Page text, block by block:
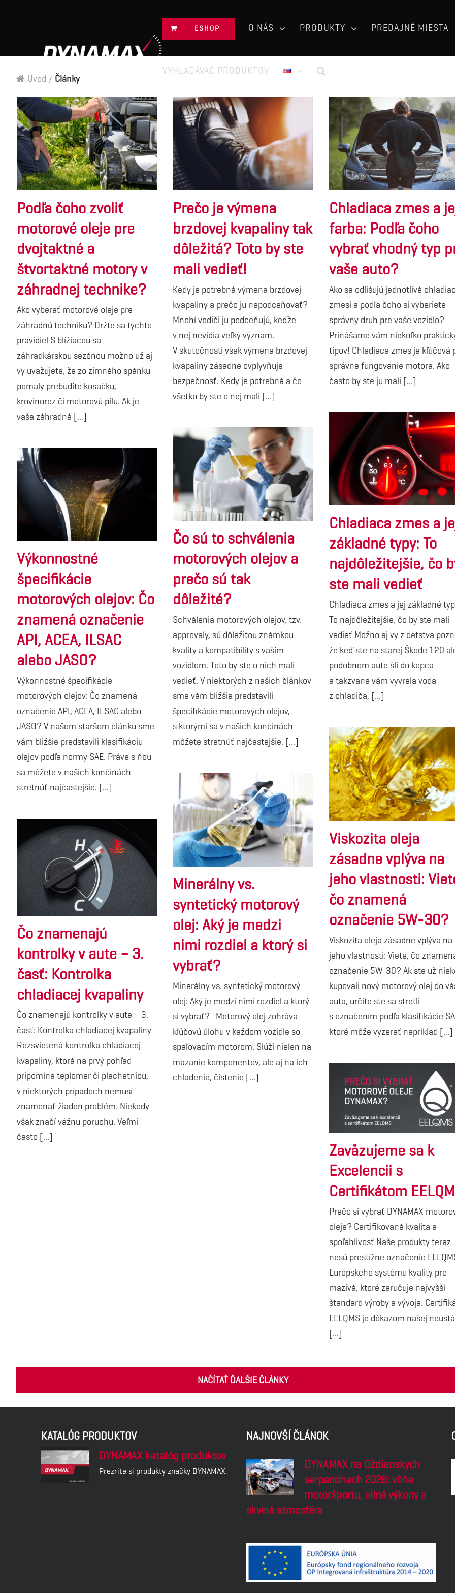
ESHOP O NÁS PRODUKTY PREDAJNÉ MIESTA
VYHĽADÁVAČ PRODUKTOV
Úvod / Články
Podľa čoho zvoliť
motorové oleje pre
dvojtaktné a
štvortaktné motory v
záhradnej technike?
Ako vyberať motorové oleje pre
záhradnú techniku? Držte sa týchto
pravidiel S blížiacou sa
záhradkárskou sezónou možno už aj
vy uvažujete, že zo zimného spánku
pomaly prebudíte kosačku,
krovinorez či motorovú pílu. Ak je
vaša záhradná [...]
Prečo je výmena
brzdovej kvapaliny tak
dôležitá? Toto by ste
mali vedieť!
Kedy je potrebná výmena brzdovej
kvapaliny a prečo ju nepodceňovať?
Mnohí vodiči ju podceňujú, keďže
v nej nevidia veľký význam.
V skutočnosti však výmena brzdovej
kvapaliny zásadne ovplyvňuje
bezpečnosť. Kedy je potrebná a čo
všetko by ste o nej mali [...]
Chladiaca zmes a
farba: Podľa čoho
vybrať vhodný typ
vaše auto?
Ako sa odlišujú jednotlivé
zmesi a podľa čoho si vyberiete
správny druh pre vaše vozidlo?
Prinášame vám niekoľko
tipov! Chladiaca zmes je kľúčová
správne fungovanie motora. Ako
často by ste ju mali [...]
Chladiaca zmes a
základné typy: To
najdôležitejšie, čo
ste mali vedieť
Chladiaca zmes a jej základné
To najdôležitejšie, čo by ste mali
vedieť Možno aj vy z detstva
že keď ste na starej Škode 120
podobnom aute šli do kopca
a takzvane vám vyvrela voda
z chladiča, [...]
Čo sú to schválenia
motorových olejov a
prečo sú tak
dôležité?
Schválenia motorových olejov, tzv.
approvaly, sú dôležitou známkou
kvality a kompatibility s vaším
vozidlom. Toto by ste o nich mali
vedieť. V niektorých z našich článkov
sme vám bližšie predstavili
špecifikácie motorových olejov,
s ktorými sa v našich končinách
môžete stretnúť najčastejšie. [...]
Výkonnostné
špecifikácie
motorových olejov: Čo
znamená označenie
API, ACEA, ILSAC
alebo JASO?
Výkonnostné špecifikácie
motorových olejov: Čo znamená
označenie API, ACEA, ILSAC alebo
JASO? V našom staršom článku sme
vám bližšie predstavili klasifikáciu
olejov podľa normy SAE. Práve s ňou
sa môžete v našich končinách
stretnúť najčastejšie. [...]
Viskozita oleja
zásadne vplýva na
jeho vlastnosti:
čo znamená
označenie 5W-30?
Viskozita oleja zásadne vplýva na
jeho vlastnosti: Viete, čo
označenie 5W-30? Ak ste už
kupovali nový motorový olej do
auta, určite ste sa stretli
s označením podľa klasifikácie
ktoré môže vyzerať napríklad [...]
Minerálny vs.
syntetický motorový
olej: Aký je medzi
nimi rozdiel a ktorý si
vybrať?
Minerálny vs. syntetický motorový
olej: Aký je medzi nimi rozdiel a ktorý
si vybrať? Motorový olej zohráva
kľúčovú úlohu v každom vozidle so
spaľovacím motorom. Slúži nielen na
mazanie komponentov, ale aj na ich
chladenie, čistenie [...]
Čo znamenajú
kontrolky v aute – 3.
časť: Kontrolka
chladiacej kvapaliny
Čo znamenajú kontrolky v aute – 3.
časť: Kontrolka chladiacej kvapaliny
Rozsvietená kontrolka chladiacej
kvapaliny, ktorá na prvý pohľad
pripomína teplomer či plachetnicu,
v niektorých prípadoch nemusí
znamenať žiaden problém. Niekedy
však značí vážnu poruchu. Veľmi
často [...]
Zaväzujeme sa k
Excelencii s
Certifikátom
Prečo si vybrať DYNAMAX
oleje? Certifikovaná kvalita a
spoľahlivosť Naše produkty teraz
nesú prestížne označenie
Európskeho systému kvality pre
mazivá, ktoré zaručuje najvyšší
štandard výroby a vývoja.
EELQMS je dôkazom našej
[...]
NAČÍTAŤ ĎALŠIE ČLÁNKY
KATALÓG PRODUKTOV
DYNAMAX katalóg produktov
Prezrite si produkty značky DYNAMAX.
NAJNOVŠÍ ČLÁNOK
DYNAMAX na Oždianskych
serpentínach 2026: vôňa
motoršportu, silné výkony a
skvelá atmosféra